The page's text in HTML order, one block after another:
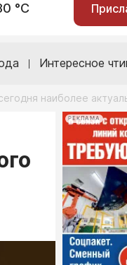
°С
Интересное
наиболее
РЕКЛАМА